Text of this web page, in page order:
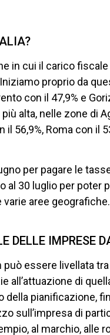
in cui il carico
proprio da
con il 47,9% e
alta, nelle zone di
56,9%, Roma con il
per pagare le
al 30 luglio per poter
aree geografiche.
DELLE IMPRESE
essere livellata
all’attuazione di
pianificazione,
sull’impresa di
al marchio, alle